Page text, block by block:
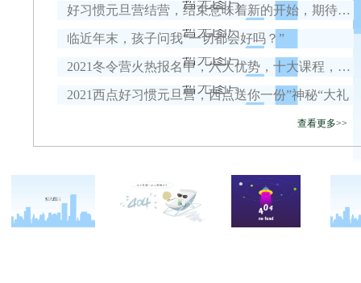
好习惯元旦营结营，结束意味着新的开始，期待我们下一次的相遇！
临近年末，孩子问我“一切都会好吗？”
2021冬令营火热报名中，六大优势，十大课程，安全保障全面升级！
2021西点好习惯元旦营，西点送你一份”神秘“大礼
查看更多>>